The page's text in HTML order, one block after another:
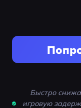
Быстро
игровую